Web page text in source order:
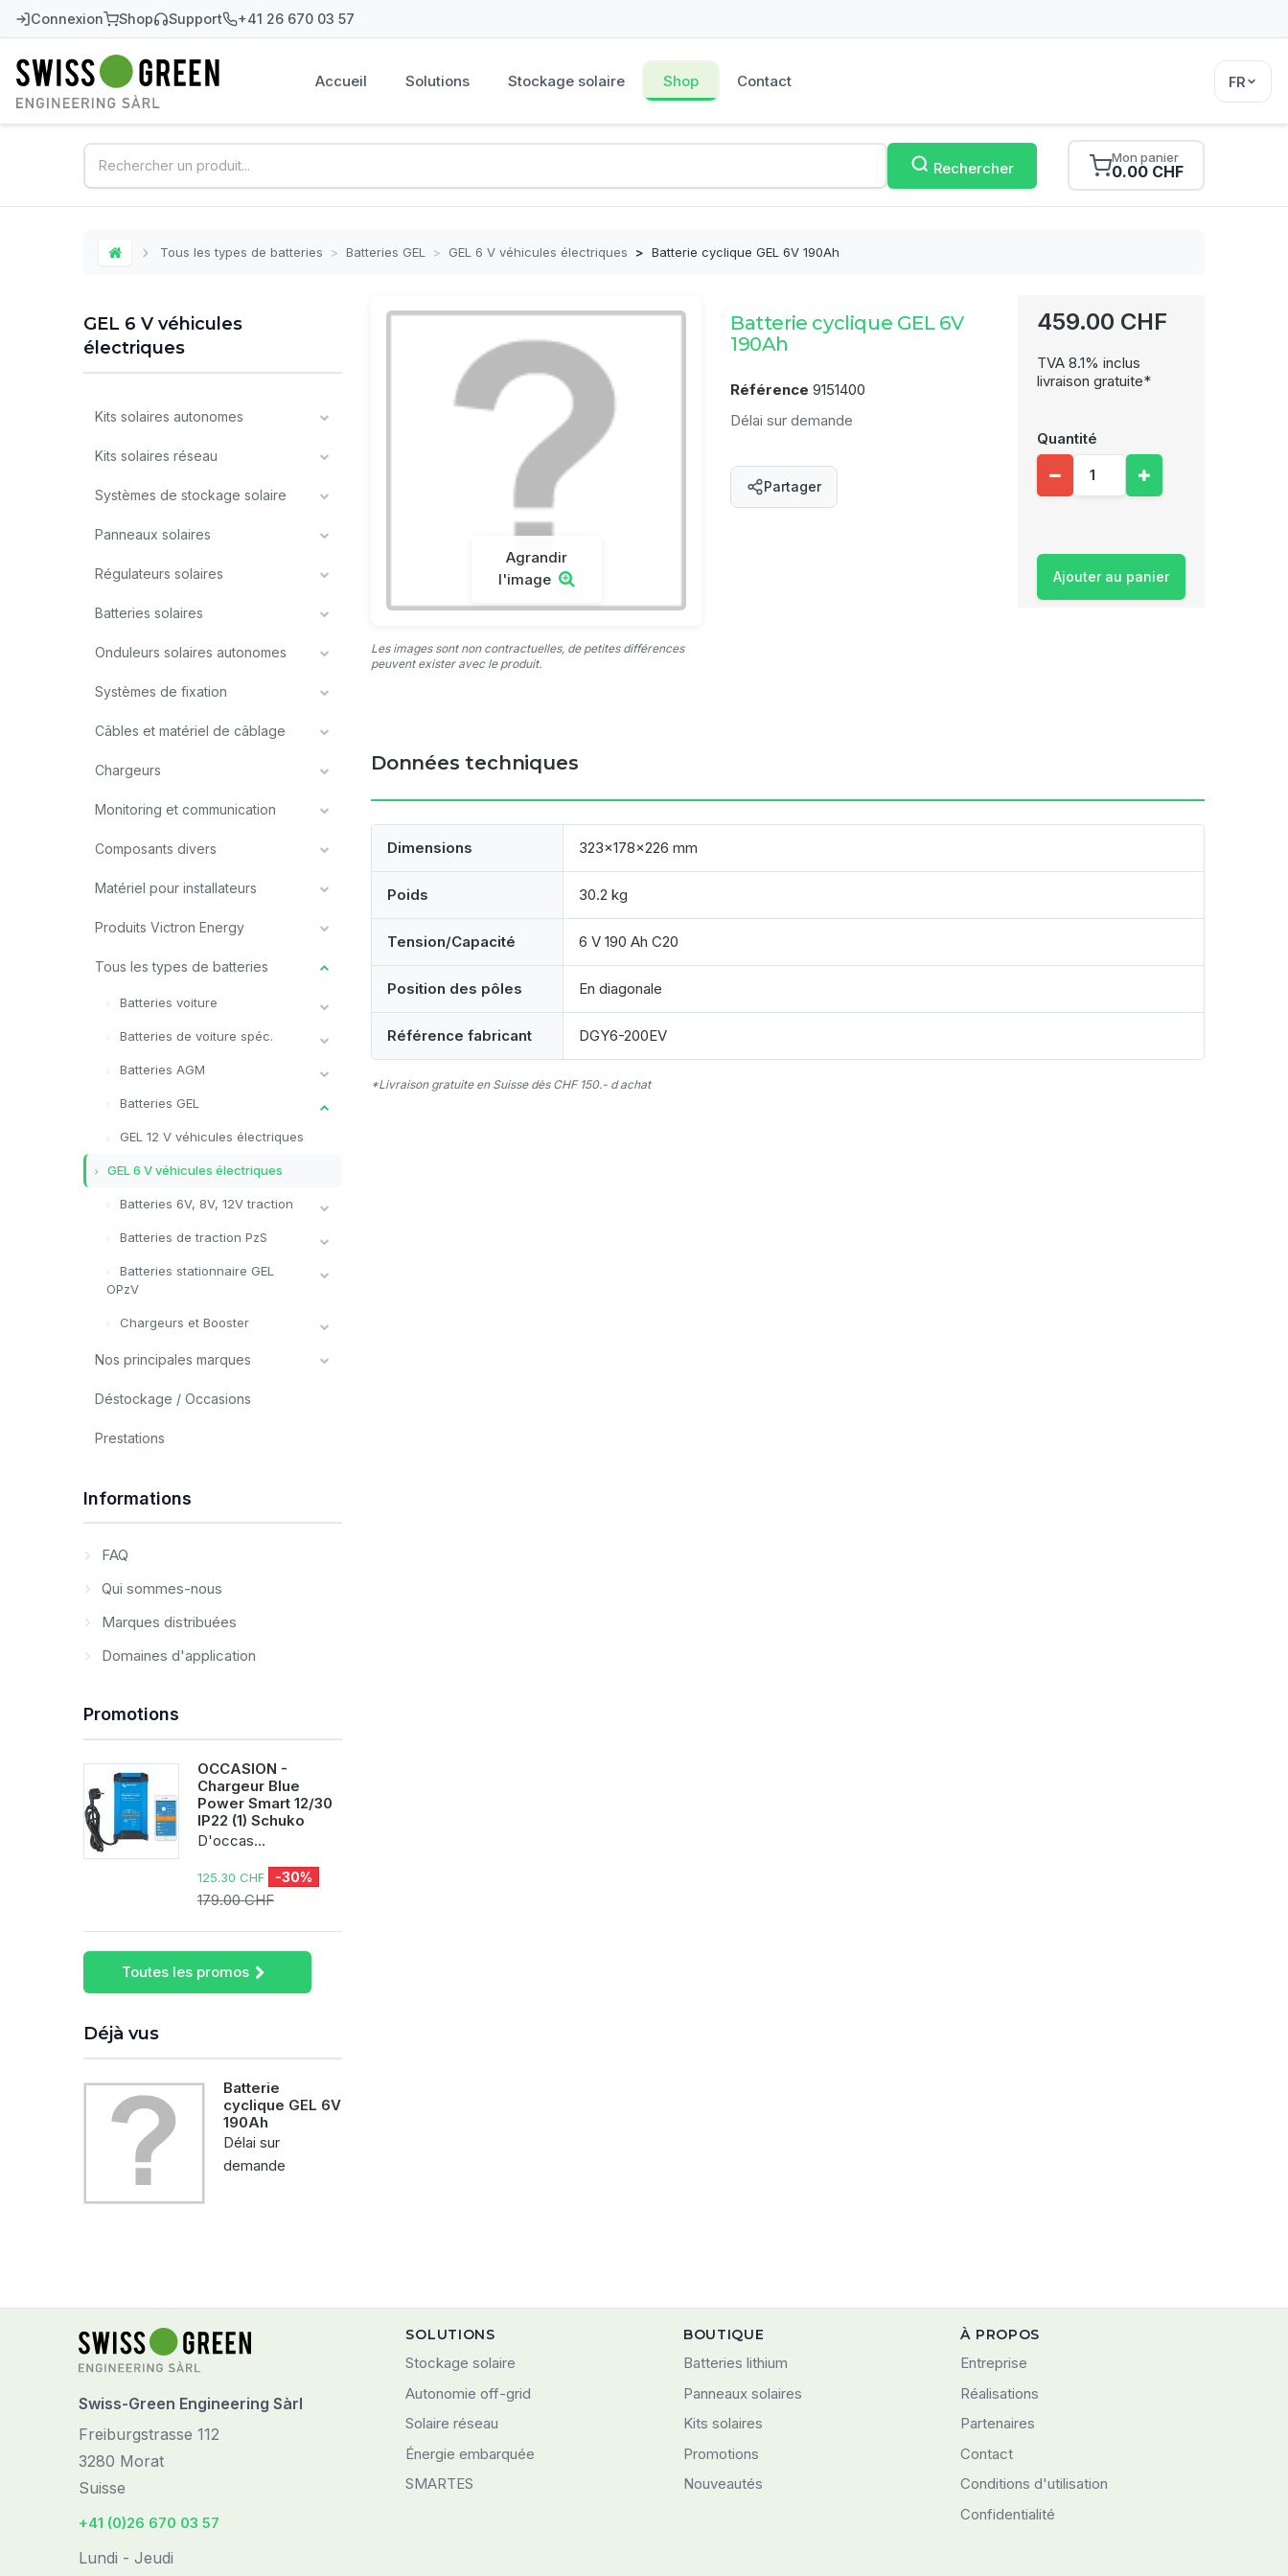
Connexion Shop Support +41 26 670 03 57
Swiss-Green Accueil Solutions Stockage solaire Shop Contact FR
Rechercher
Mon panier
0.00 CHF
Home Tous les types de batteries > Batteries GEL > GEL 6 V véhicules électriques > Batterie cyclique GEL 6V 190Ah
GEL 6 V véhicules
électriques
Kits solaires autonomes
Kits solaires réseau
Systèmes de stockage solaire
Panneaux solaires
Régulateurs solaires
Batteries solaires
Onduleurs solaires autonomes
Systèmes de fixation
Câbles et matériel de câblage
Chargeurs
Monitoring et communication
Composants divers
Matériel pour installateurs
Produits Victron Energy
Tous les types de batteries
Batteries voiture
Batteries de voiture spéc.
Batteries AGM
Batteries GEL
GEL 12 V véhicules électriques
GEL 6 V véhicules électriques
Batteries 6V, 8V, 12V traction
Batteries de traction PzS
Batteries stationnaire GEL
OPzV
Chargeurs et Booster
Nos principales marques
Déstockage / Occasions
Prestations
Informations
FAQ
Qui sommes-nous
Marques distribuées
Domaines d'application
Promotions
OCCASION -
Chargeur Blue
Power Smart 12/30
IP22 (1) Schuko
D'occas...
125.30 CHF -30%
179.00 CHF
Toutes les promos
Déjà vus
Batterie
cyclique GEL 6V
190Ah
Délai sur
demande
Agrandir
l'image
Les images sont non contractuelles, de petites différences
peuvent exister avec le produit.
Batterie cyclique GEL 6V
190Ah
Référence 9151400
Délai sur demande
Partager
459.00 CHF
TVA 8.1% inclus
livraison gratuite*
Quantité
Ajouter au panier
Données techniques
Dimensions 323x178x226 mm
Poids 30.2 kg
Tension/Capacité 6 V 190 Ah C20
Position des pôles En diagonale
Référence fabricant DGY6-200EV
*Livraison gratuite en Suisse dès CHF 150.- d achat
Swiss-Green Engineering Sàrl
Freiburgstrasse 112
3280 Morat
Suisse
+41 (0)26 670 03 57
Lundi - Jeudi
SOLUTIONS
Stockage solaire
Autonomie off-grid
Solaire réseau
Énergie embarquée
SMARTES
BOUTIQUE
Batteries lithium
Panneaux solaires
Kits solaires
Promotions
Nouveautés
À PROPOS
Entreprise
Réalisations
Partenaires
Contact
Conditions d'utilisation
Confidentialité